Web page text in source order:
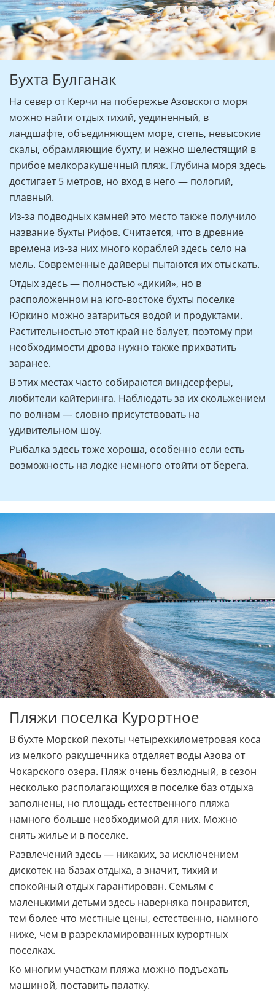
Бухта Булганак
На север от Керчи на побережье Азовского моря
можно найти отдых тихий, уединенный, в
ландшафте, объединяющем море, степь, невысокие
скалы, обрамляющие бухту, и нежно шелестящий в
прибое мелкоракушечный пляж. Глубина моря здесь
достигает 5 метров, но вход в него — пологий,
плавный.
Из-за подводных камней это место также получило
название бухты Рифов. Считается, что в древние
времена из-за них много кораблей здесь село на
мель. Современные дайверы пытаются их отыскать.
Отдых здесь — полностью «дикий», но в
расположенном на юго-востоке бухты поселке
Юркино можно затариться водой и продуктами.
Растительностью этот край не балует, поэтому при
необходимости дрова нужно также прихватить
заранее.
В этих местах часто собираются виндсерферы,
любители кайтеринга. Наблюдать за их скольжением
по волнам — словно присутствовать на
удивительном шоу.
Рыбалка здесь тоже хороша, особенно если есть
возможность на лодке немного отойти от берега.
Пляжи поселка Курортное
В бухте Морской пехоты четырехкилометровая коса
из мелкого ракушечника отделяет воды Азова от
Чокарского озера. Пляж очень безлюдный, в сезон
несколько располагающихся в поселке баз отдыха
заполнены, но площадь естественного пляжа
намного больше необходимой для них. Можно
снять жилье и в поселке.
Развлечений здесь — никаких, за исключением
дискотек на базах отдыха, а значит, тихий и
спокойный отдых гарантирован. Семьям с
маленькими детьми здесь наверняка понравится,
тем более что местные цены, естественно, намного
ниже, чем в разрекламированных курортных
поселках.
Ко многим участкам пляжа можно подъехать
машиной, поставить палатку.